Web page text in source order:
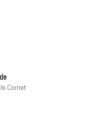
Cornet